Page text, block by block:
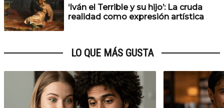
‘Iván el Terrible y su hijo’: La cruda
realidad como expresión artística
LO QUE MÁS GUSTA